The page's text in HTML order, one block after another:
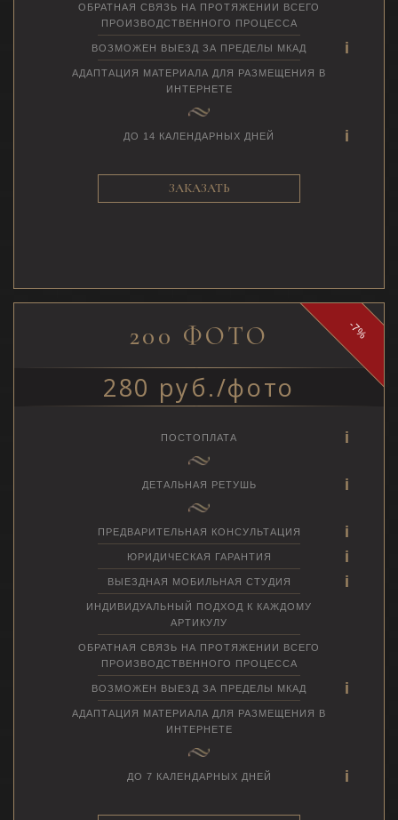
ОБРАТНАЯ СВЯЗЬ НА ПРОТЯЖЕНИИ ВСЕГО
ПРОИЗВОДСТВЕННОГО ПРОЦЕССА
ВОЗМОЖЕН ВЫЕЗД ЗА ПРЕДЕЛЫ МКАД
АДАПТАЦИЯ МАТЕРИАЛА ДЛЯ РАЗМЕЩЕНИЯ В
ИНТЕРНЕТЕ
ДО 14 КАЛЕНДАРНЫХ ДНЕЙ
ЗАКАЗАТЬ
-7%
200 ФОТО
280 руб./фото
ПОСТОПЛАТА
ДЕТАЛЬНАЯ РЕТУШЬ
ПРЕДВАРИТЕЛЬНАЯ КОНСУЛЬТАЦИЯ
ЮРИДИЧЕСКАЯ ГАРАНТИЯ
ВЫЕЗДНАЯ МОБИЛЬНАЯ СТУДИЯ
ИНДИВИДУАЛЬНЫЙ ПОДХОД К КАЖДОМУ
АРТИКУЛУ
ОБРАТНАЯ СВЯЗЬ НА ПРОТЯЖЕНИИ ВСЕГО
ПРОИЗВОДСТВЕННОГО ПРОЦЕССА
ВОЗМОЖЕН ВЫЕЗД ЗА ПРЕДЕЛЫ МКАД
АДАПТАЦИЯ МАТЕРИАЛА ДЛЯ РАЗМЕЩЕНИЯ В
ИНТЕРНЕТЕ
ДО 7 КАЛЕНДАРНЫХ ДНЕЙ